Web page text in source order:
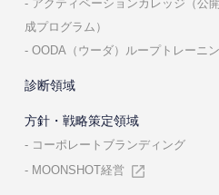
アクティベーションカレッジ（公
成プログラム）
OODA（ウーダ）ループトレーニ
診断領域
⽅針・戦略策定領域
コーポレートブランディング
MOONSHOT経営